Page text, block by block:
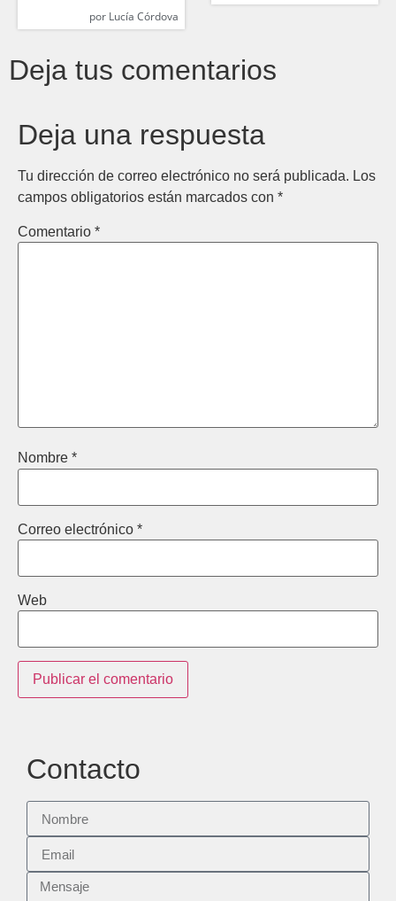
porLucía Córdova
Deja tus comentarios
Deja una respuesta
Tu dirección de correo electrónico no será publicada. Los
campos obligatorios están marcados con *
Comentario *
Nombre *
Correo electrónico *
Web
Contacto